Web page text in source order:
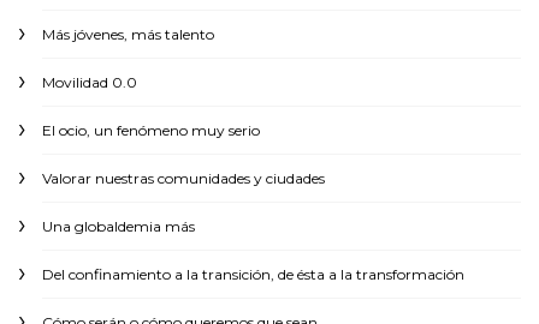
Más jóvenes, más talento
Movilidad 0.0
El ocio, un fenómeno muy serio
Valorar nuestras comunidades y ciudades
Una globaldemia más
Del confinamiento a la transición, de ésta a la transformación